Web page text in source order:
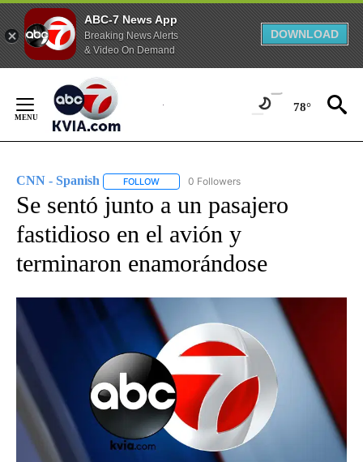
ABC-7 News App
Breaking News Alerts
& Video On Demand
DOWNLOAD
Content
78°
CNN - Spanish FOLLOW FOLLOW "CNN - SPANISH" TO RECEIVE
0 Followers
Se sentó junto a un pasajero
fastidioso en el avión y
terminaron enamorándose